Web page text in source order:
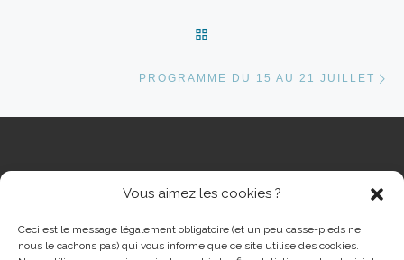
Vous aimez les cookies ?
Ceci est le message légalement obligatoire (et un peu casse-pieds ne
nous le cachons pas) qui vous informe que ce site utilise des cookies.
PROGRAMME DU 15 AU 21 JUILLET